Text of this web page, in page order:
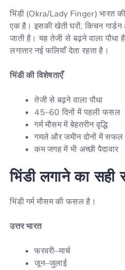
भिंडी (Okra/Lady Finger) भारत
एक है। इसकी खेती घरों, किचन
जाती है। यह तेजी से बढ़ने वाला
लगातार नई फलियाँ देता रहता है।
भिंडीकीविशेषताएँ
तेजी से बढ़ने वाला पौधा
45–60 दिनों में पहली फसल
गर्म मौसम में बेहतरीन वृद्धि
गमले और जमीन दोनों में सफल
कम जगह में भी अच्छी पैदावार
भिंडी लगाने का सही
भिंडी गर्म मौसम की फसल है।
उत्तरभारत
फरवरी–मार्च
जून–जुलाई